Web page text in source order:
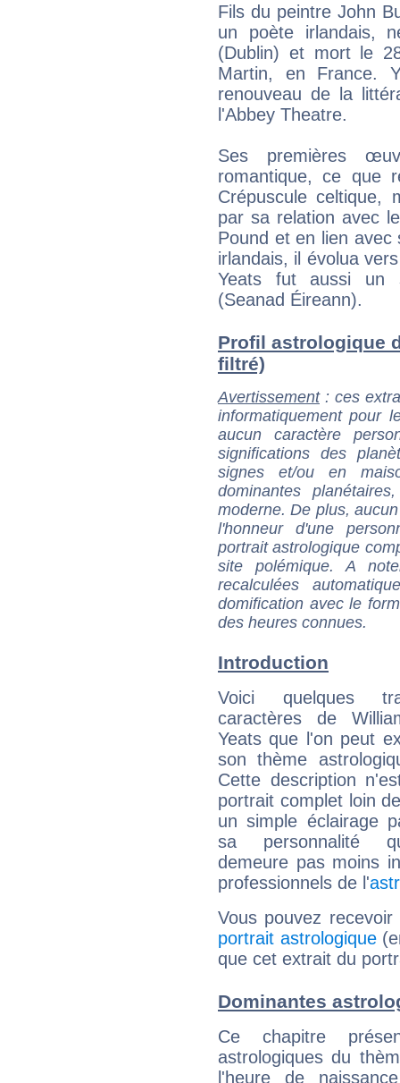
Fils du peintre John
un poète irlandais,
(Dublin) et mort le
Martin, en France.
renouveau de la
l'Abbey Theatre.
Ses premières
romantique, ce que
Crépuscule celtique,
par sa relation avec
Pound et en lien avec
irlandais, il évolua
Yeats fut aussi un
(Seanad Éireann).
Profil astrologique
filtré)
Avertissement: ces
informatiquement pour
aucun caractère
significations des
signes et/ou en
dominantes
moderne. De plus,
l'honneur d'une
portrait astrologique
site polémique. A
recalculées
domification avec le
des heures connues.
Introduction
Voici quelques
caractères de
Yeats que l'on peut
son thème
Cette description
portrait complet loin
un simple éclairage
sa personnalité
demeure pas moins
professionnels de l'
Vous pouvez
portrait astrologique
que cet extrait du
Dominantes
Ce chapitre
astrologiques du
l'heure de